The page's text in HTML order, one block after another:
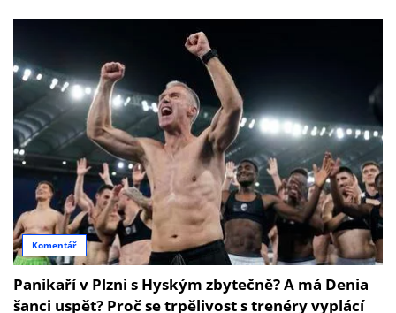
Komentář
Panikaří v Plzni s Hyským zbytečně? A má Denia
šanci uspět? Proč se trpělivost s trenéry vyplácí